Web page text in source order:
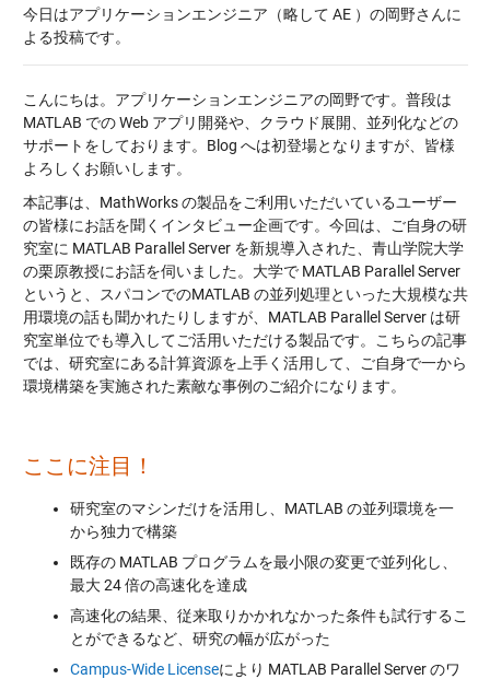
今日はアプリケーションエンジニア（略して AE ）の岡野さんに
よる投稿です。
こんにちは。アプリケーションエンジニアの岡野です。普段は
MATLAB での Web アプリ開発や、クラウド展開、並列化などの
サポートをしております。Blog へは初登場となりますが、皆様
よろしくお願いします。
本記事は、MathWorks の製品をご利用いただいているユーザー
の皆様にお話を聞くインタビュー企画です。今回は、ご自身の研
究室に MATLAB Parallel Server を新規導入された、青山学院大学
の栗原教授にお話を伺いました。大学で MATLAB Parallel Server
というと、スパコンでのMATLAB の並列処理といった大規模な共
用環境の話も聞かれたりしますが、MATLAB Parallel Server は研
究室単位でも導入してご活用いただける製品です。こちらの記事
では、研究室にある計算資源を上手く活用して、ご自身で一から
環境構築を実施された素敵な事例のご紹介になります。
ここに注目！
研究室のマシンだけを活用し、MATLAB の並列環境を一
から独力で構築
既存の MATLAB プログラムを最小限の変更で並列化し、
最大 24 倍の高速化を達成
高速化の結果、従来取りかかれなかった条件も試行するこ
とができるなど、研究の幅が広がった
Campus-Wide Licenseにより MATLAB Parallel Server のワ